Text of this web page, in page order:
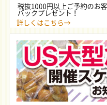
税抜1000円以上ご予約のお
バックプレゼント！
詳しくはこちら→